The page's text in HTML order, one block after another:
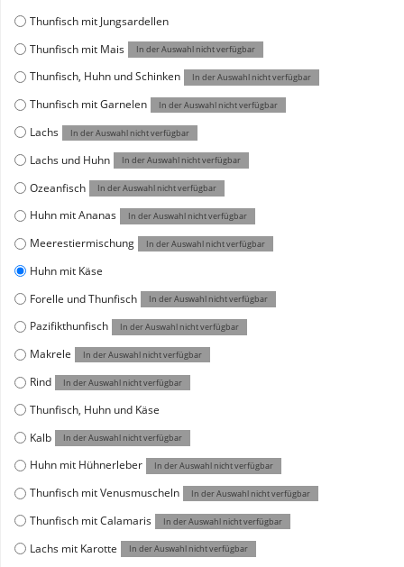
Thunfisch mit Jungsardellen
Thunfisch mit Mais
In der Auswahl nicht verfügbar
Thunfisch, Huhn und Schinken In der Auswahl nicht verfügbar
Thunfisch mit Garnelen In der Auswahl nicht verfügbar
Lachs In der Auswahl nicht verfügbar
Lachs und Huhn In der Auswahl nicht verfügbar
Ozeanfisch In der Auswahl nicht verfügbar
Huhn mit Ananas In der Auswahl nicht verfügbar
Meerestiermischung In der Auswahl nicht verfügbar
Huhn mit Käse
Forelle und Thunfisch
In der Auswahl nicht verfügbar
Pazifikthunfisch In der Auswahl nicht verfügbar
Makrele In der Auswahl nicht verfügbar
Rind In der Auswahl nicht verfügbar
Thunfisch, Huhn und Käse
Kalb
In der Auswahl nicht verfügbar
Huhn mit Hühnerleber In der Auswahl nicht verfügbar
Thunfisch mit Venusmuscheln In der Auswahl nicht verfügbar
Thunfisch mit Calamaris In der Auswahl nicht verfügbar
Lachs mit Karotte In der Auswahl nicht verfügbar